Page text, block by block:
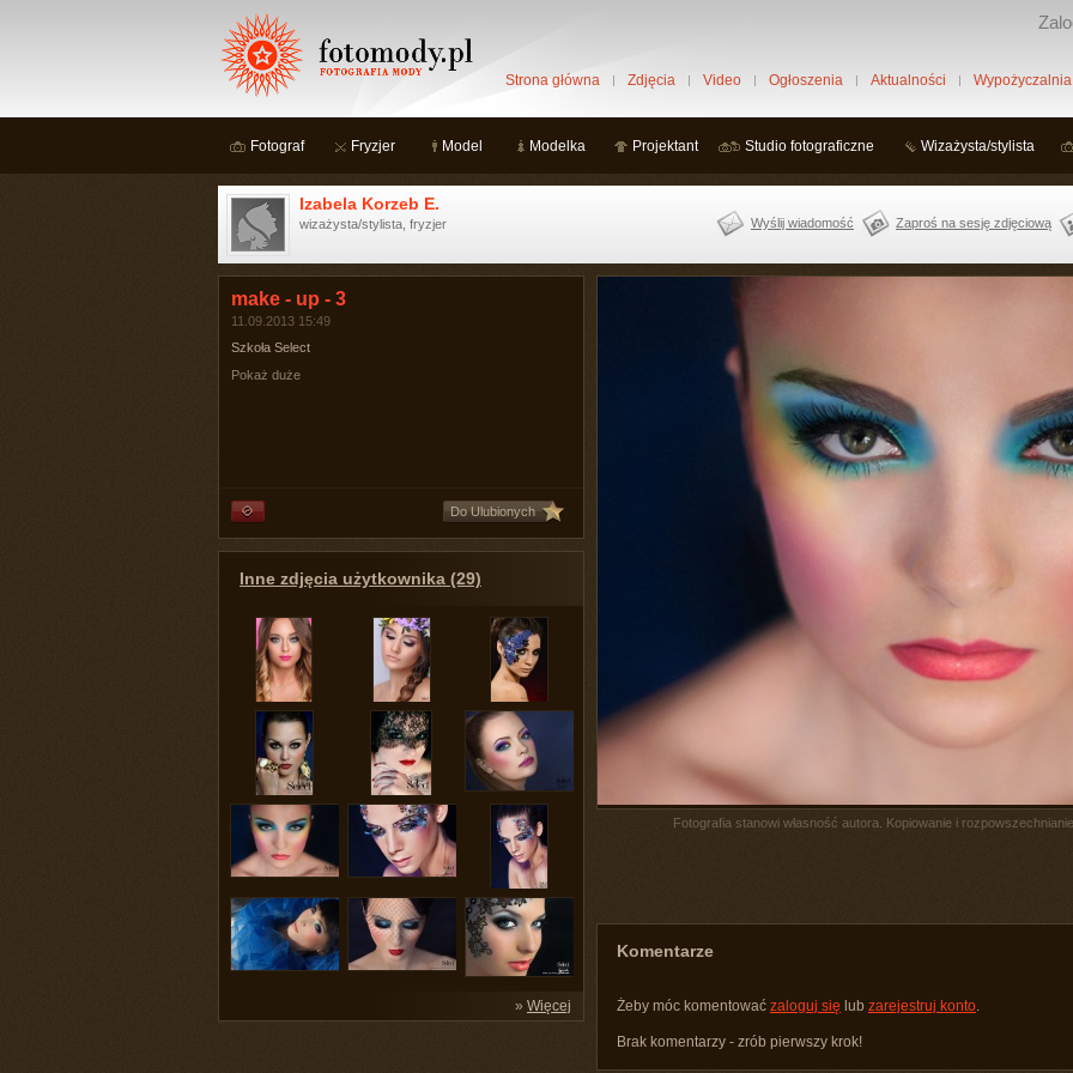
Strona główna Zdjęcia Video Ogłoszenia Aktualności Wypożyczalnia
Fotograf Fryzjer Model Modelka Projektant Studio fotograficzne Wizażysta/stylista
Izabela Korzeb E.
wizażysta/stylista, fryzjer Wyślij wiadomość Zaproś na sesję zdjęciową
make - up - 3
11.09.2013 15:49
Szkoła Select
Pokaż duże
Do Ulubionych
Inne zdjęcia użytkownika (29)
» Więcej
Fotografia stanowi własność autora. Kopiowanie i
Komentarze
Żeby móc komentować zaloguj się lub zarejestruj konto.
Brak komentarzy - zrób pierwszy krok!